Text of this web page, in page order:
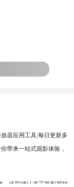
器应用工具;每日更新多
带来一站式观影体验，
，追剧请认准正版影视软